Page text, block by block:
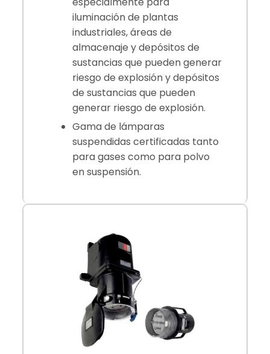
iluminación de plantas
industriales, áreas de
almacenaje y depósitos de
sustancias que pueden generar
riesgo de explosión y depósitos
de sustancias que pueden
generar riesgo de explosión.
Gama de lámparas
suspendidas certificadas tanto
para gases como para polvo
en suspensión.